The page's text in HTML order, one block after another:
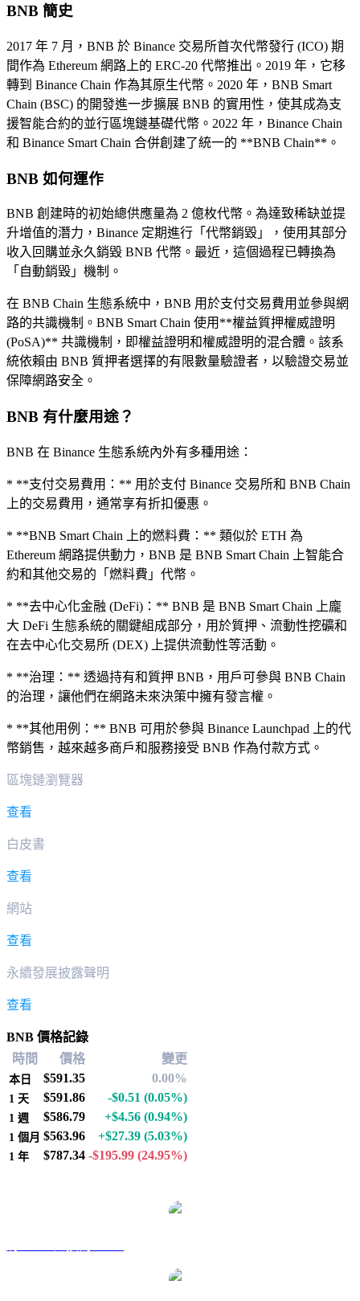
BNB 簡史
2017 年 7 月，BNB 於 Binance 交易所首次代幣發行 (ICO) 期
間作為 Ethereum 網路上的 ERC-20 代幣推出。2019 年，它移
轉到 Binance Chain 作為其原生代幣。2020 年，BNB Smart
Chain (BSC) 的開發進一步擴展 BNB 的實用性，使其成為支
援智能合約的並行區塊鏈基礎代幣。2022 年，Binance Chain
和 Binance Smart Chain 合併創建了統一的 **BNB Chain**。
BNB 如何運作
BNB 創建時的初始總供應量為 2 億枚代幣。為達致稀缺並提
升增值的潛力，Binance 定期進行「代幣銷毀」，使用其部分
收入回購並永久銷毀 BNB 代幣。最近，這個過程已轉換為
「自動銷毀」機制。
在 BNB Chain 生態系統中，BNB 用於支付交易費用並參與網
路的共識機制。BNB Smart Chain 使用**權益質押權威證明
(PoSA)** 共識機制，即權益證明和權威證明的混合體。該系
統依賴由 BNB 質押者選擇的有限數量驗證者，以驗證交易並
保障網路安全。
BNB 有什麼用途？
BNB 在 Binance 生態系統內外有多種用途：
* **支付交易費用：** 用於支付 Binance 交易所和 BNB Chain
上的交易費用，通常享有折扣優惠。
* **BNB Smart Chain 上的燃料費：** 類似於 ETH 為
Ethereum 網路提供動力，BNB 是 BNB Smart Chain 上智能合
約和其他交易的「燃料費」代幣。
* **去中心化金融 (DeFi)：** BNB 是 BNB Smart Chain 上龐
大 DeFi 生態系統的關鍵組成部分，用於質押、流動性挖礦和
在去中心化交易所 (DEX) 上提供流動性等活動。
* **治理：** 透過持有和質押 BNB，用戶可參與 BNB Chain
的治理，讓他們在網路未來決策中擁有發言權。
* **其他用例：** BNB 可用於參與 Binance Launchpad 上的代
幣銷售，越來越多商戶和服務接受 BNB 作為付款方式。
區塊鏈瀏覽器
查看
白皮書
查看
網站
查看
永續發展披露聲明
查看
BNB 價格記錄
時間
價格 變更
本日 $591.35 0.00%
1 天 $591.86 -$0.51 (0.05%)
1 週 $586.79 +$4.56 (0.94%)
1 個月 $563.96 +$27.39 (5.03%)
1 年 $787.34 -$195.99 (24.95%)